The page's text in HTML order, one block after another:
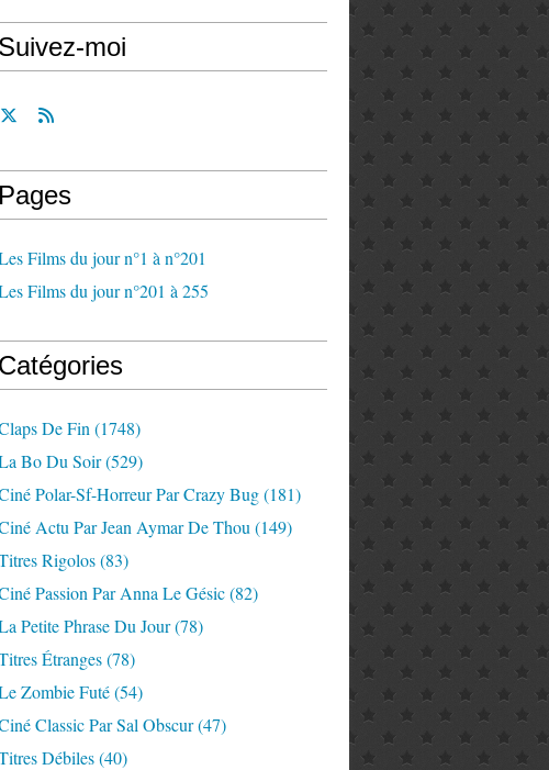
Suivez-moi
Pages
Films du jour n°1 à n°201
Films du jour n°201 à 255
Catégories
De Fin (1748)
Bo Du Soir(529)
Polar-Sf-Horreur Par Crazy Bug(181)
Actu Par Jean Aymar De Thou (149)
Rigolos(83)
Passion Par Anna Le Gésic(82)
Petite Phrase Du Jour(78)
Étranges(78)
Zombie Futé(54)
Classic Par Sal Obscur(47)
Débiles(40)